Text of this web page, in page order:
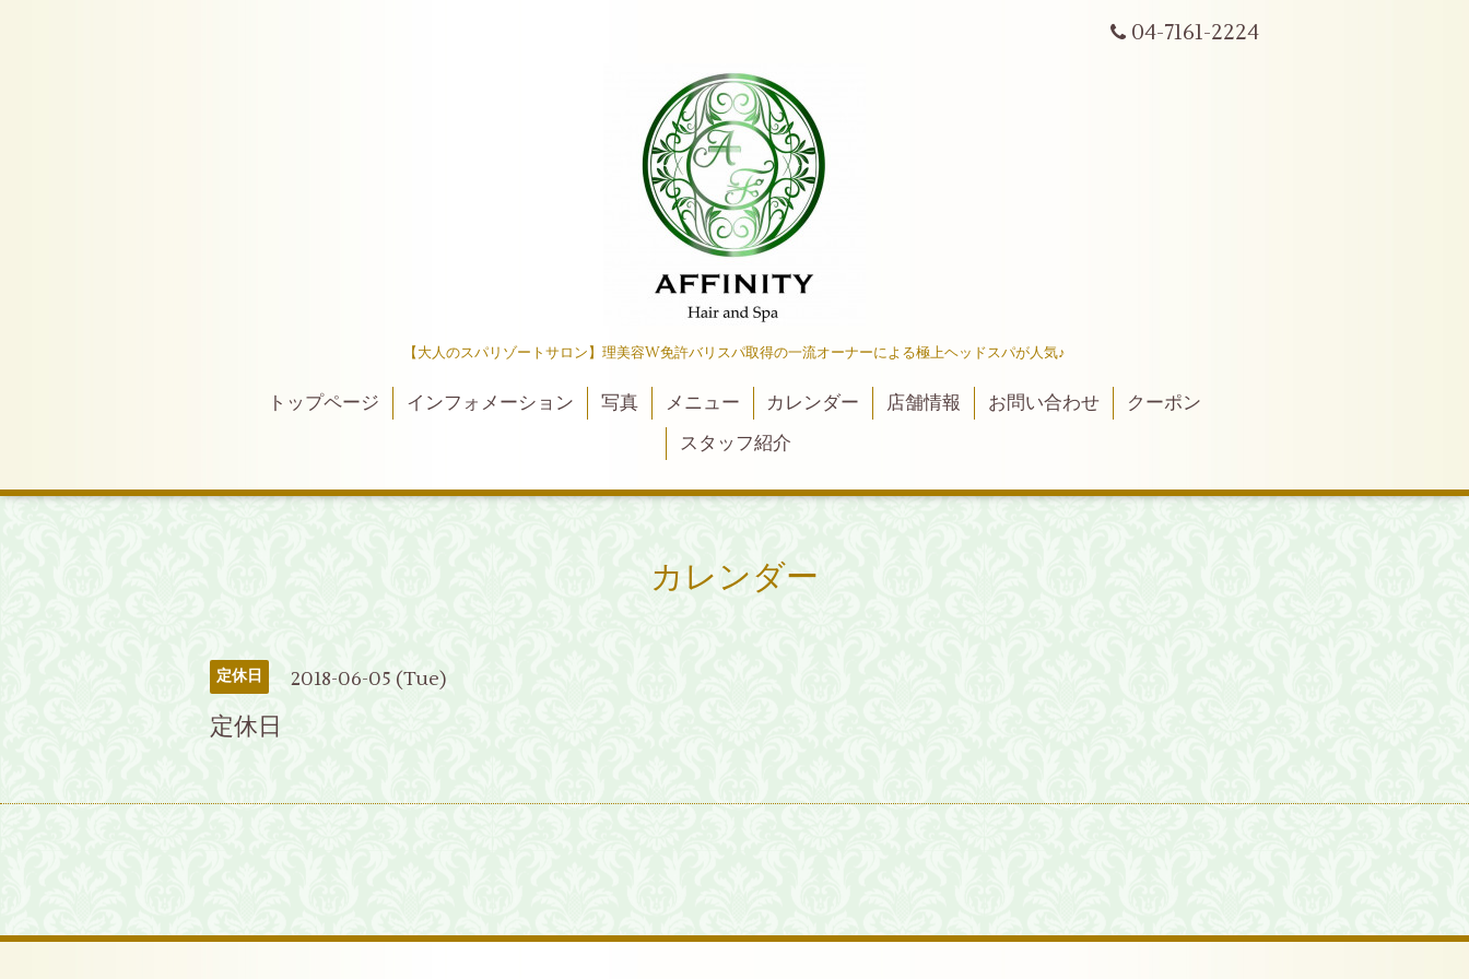
04-7161-2224
【大人のスパリゾートサロン】理美容W免許バリスパ取得の一流オーナーによる極上ヘッドスパが人気♪
トップページ インフォメーション 写真 メニュー カレンダー 店舗情報 お問い合わせ
クーポン
スタッフ紹介
カレンダー
定休日 2018-06-05 (Tue)
定休日